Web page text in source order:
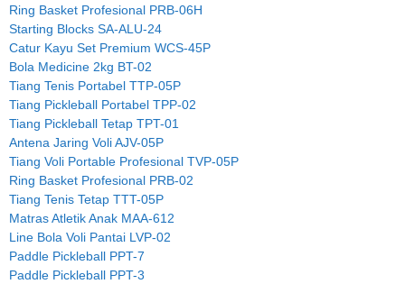
Ring Basket Profesional PRB-06H
Starting Blocks SA-ALU-24
Catur Kayu Set Premium WCS-45P
Bola Medicine 2kg BT-02
Tiang Tenis Portabel TTP-05P
Tiang Pickleball Portabel TPP-02
Tiang Pickleball Tetap TPT-01
Antena Jaring Voli AJV-05P
Tiang Voli Portable Profesional TVP-05P
Ring Basket Profesional PRB-02
Tiang Tenis Tetap TTT-05P
Matras Atletik Anak MAA-612
Line Bola Voli Pantai LVP-02
Paddle Pickleball PPT-7
Paddle Pickleball PPT-3